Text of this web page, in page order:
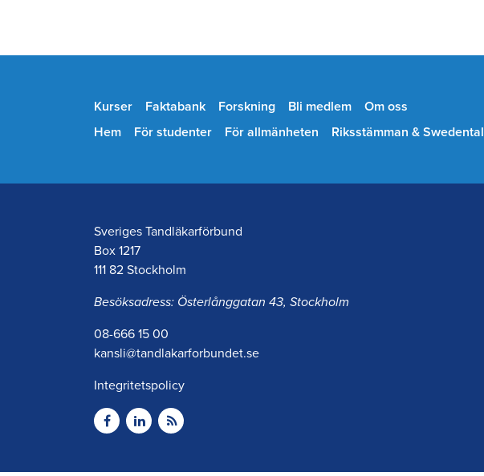
Kurser Faktabank Forskning Bli medlem
Om oss
Hem
För studenter För allmänheten Riksstämman & Swedental
Sveriges Tandläkarförbund
Box 1217
111 82 Stockholm
Besöksadress: Österlånggatan 43, Stockholm
08-666 15 00
kansli@tandlakarforbundet.se
Integritetspolicy